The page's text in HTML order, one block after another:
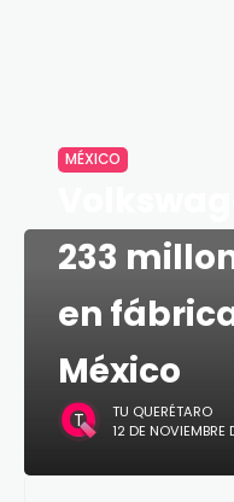
MÉXICO
233
en
México
TU QUERÉTARO
12 DE